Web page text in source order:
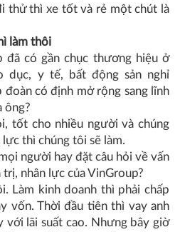
thử thì xe tốt và rẻ một chút là
làm thôi
đã có gần chục thương hiệu ở
dục, y tế, bất động sản nghỉ
đoàn có định mở rộng sang lĩnh
ông?
tốt cho nhiều người và chúng
thì chúng tôi sẽ làm.
người hay đặt câu hỏi về vấn
nhân lực của VinGroup?
Làm kinh doanh thì phải chấp
vốn. Thời đầu tiên thì vay anh
với lãi suất cao. Nhưng bây giờ